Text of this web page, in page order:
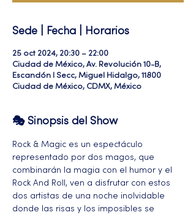
Sede | Fecha | Horarios
25 oct 2024, 20:30 – 22:00
Ciudad de México, Av. Revolución 10-B,
Escandón I Secc, Miguel Hidalgo, 11800
Ciudad de México, CDMX, México
🎭 Sinopsis del Show
Rock & Magic es un espectáculo
representado por dos magos, que
combinarán la magia con el humor y el
Rock And Roll, ven a disfrutar con estos
dos artistas de una noche inolvidable
donde las risas y los imposibles se